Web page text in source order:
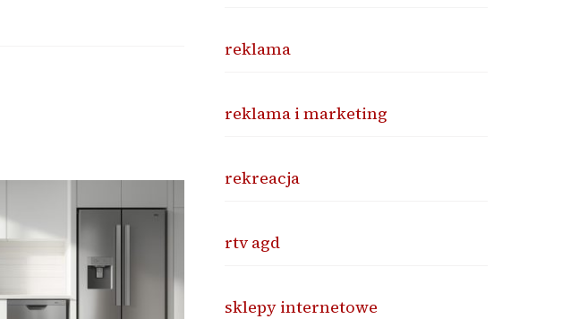
reklama
reklama i marketing
rekreacja
rtv agd
sklepy internetowe